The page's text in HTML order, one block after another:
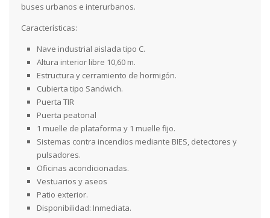
buses urbanos e interurbanos.
Características:
Nave industrial aislada tipo C.
Altura interior libre 10,60 m.
Estructura y cerramiento de hormigón.
Cubierta tipo Sandwich.
Puerta TIR
Puerta peatonal
1 muelle de plataforma y 1 muelle fijo.
Sistemas contra incendios mediante BIES, detectores y
pulsadores.
Oficinas acondicionadas.
Vestuarios y aseos
Patio exterior.
Disponibilidad: Inmediata.